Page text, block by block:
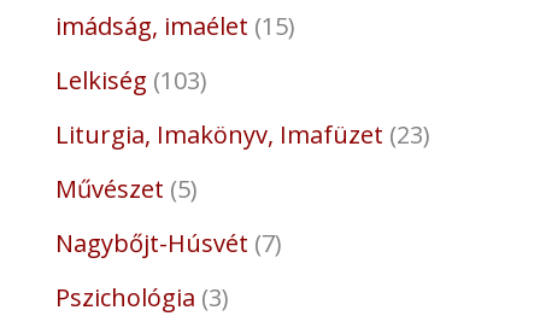
imádság, imaélet 15
Lelkiség 103
Liturgia, Imakönyv, Imafüzet 23
Művészet 5
Nagybőjt-Húsvét 7
Pszichológia 3